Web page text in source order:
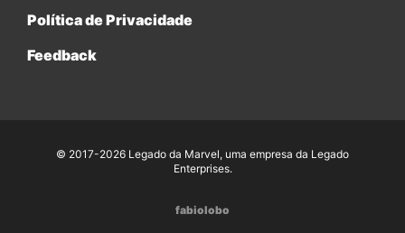
Política de Privacidade
Feedback
© 2017-2026 Legado da Marvel, uma empresa da Legado
Enterprises.
fabiolobo